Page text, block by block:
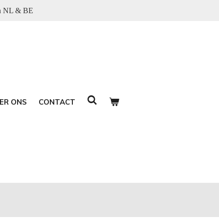
NL & BE
ONS CONTACT